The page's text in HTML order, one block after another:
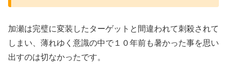
加瀬は完璧に変装したターゲットと間違われて刺殺されて
しまい、薄れゆく意識の中で１０年前も暑かった事を思い
出すのは切なかったです。